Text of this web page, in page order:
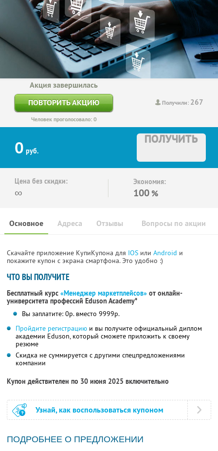
Получили: 267
Акция завершилась
ПОВТОРИТЬ АКЦИЮ
Человек проголосовало: 0
0 руб.
ПОЛУЧИТЬ
Цена без скидки:
∞
Экономия:
100 %
Основное Отзывы Вопросы по акции
Адреса
Скачайте приложение КупиКупона для IOS или Android и
покажите купон с экрана смартфона. Это удобно :)
ЧТО ВЫ ПОЛУЧИТЕ
Бесплатный курс «Менеджер маркетплейсов» от онлайн-
университета профессий Eduson Academy*
Вы заплатите: 0р. вместо 9999р.
Пройдите регистрацию и вы получите официальный диплом
академии Eduson, который сможете приложить к своему
резюме
Скидка не суммируется с другими спецпредложениями
компании
Купон действителен по 30 июня 2025 включительно
Узнай, как воспользоваться купоном
ПОДРОБНЕЕ О ПРЕДЛОЖЕНИИ